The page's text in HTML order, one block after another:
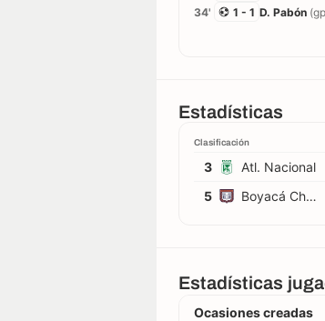
34'
1 - 1 D. Pabón
Estadísticas
Clasificación
3 Atl. Nacional
5
Boyacá Chicó
Estadísticas
Ocasiones creadas